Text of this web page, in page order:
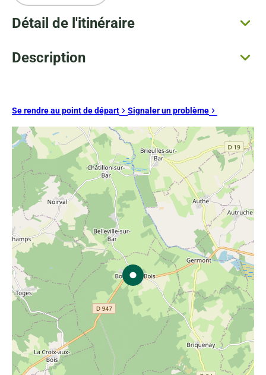
Détail de l'itinéraire
Description
Se rendre au point de départ Signaler un problème